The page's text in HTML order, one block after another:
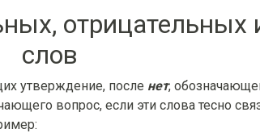
отрицательных
слов
утверждение, после нет,
вопрос, если эти слова тесно